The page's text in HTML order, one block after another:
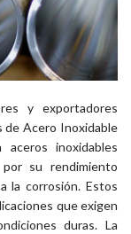
y exportadores
de Acero Inoxidable
inoxidables
su rendimiento
la corrosión. Estos
que exigen
duras. La